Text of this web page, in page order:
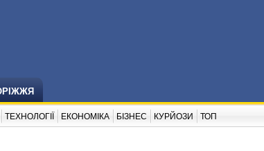
ТЕХНОЛОГІЇ ЕКОНОМІКА БІЗНЕС КУРЙОЗИ ТОП